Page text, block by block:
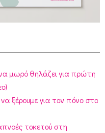
μωρό θηλάζει για πρώτη
να ξέρουμε για τον πόνο στο
τοκετού στη